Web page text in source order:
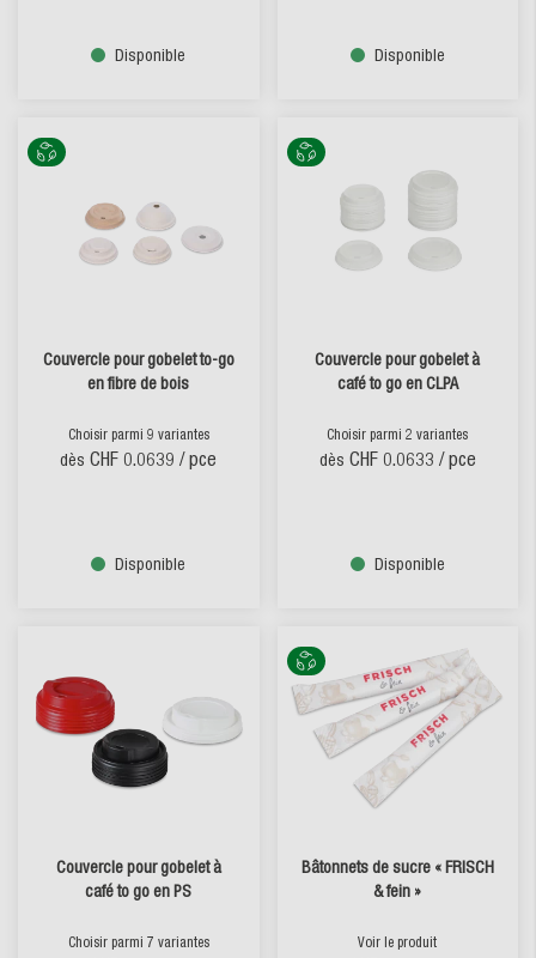
Disponible Disponible
Couvercle pour gobelet to-go
en fibre de bois
Choisir parmi 9 variantes
dès CHF 0.0639 / pce
Disponible
Couvercle pour gobelet à
café to go en CLPA
Choisir parmi 2 variantes
dès CHF 0.0633 / pce
Disponible
Couvercle pour gobelet à
café to go en PS
Choisir parmi 7 variantes
Bâtonnets de sucre « FRISCH
& fein »
Voir le produit